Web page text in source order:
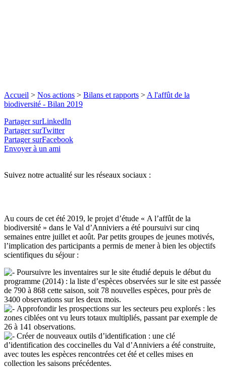
Accueil > Nos actions > Bilans et rapports > A l'affût de la
biodiversité - Bilan 2019
Partager surLinkedIn
Partager surTwitter
Partager surFacebook
Envoyer à un ami
Suivez notre actualité sur les réseaux sociaux :
Au cours de cet été 2019, le projet d’étude « A l’affût de la
biodiversité » dans le Val d’Anniviers a été poursuivi sur cinq
semaines entre juillet et août. Par petits groupes de jeunes motivés,
l’implication des participants a permis de mener à bien les objectifs
scientifiques du séjour :
Poursuivre les inventaires sur le site étudié depuis le début du
programme (2014) : la liste d’espèces observées sur le site est passée
de 790 à 868 cette saison, soit 78 nouvelles espèces, pour près de
3400 observations sur les deux mois.
Approfondir les prospections sur les secteurs peu explorés : les
zones ciblées ont vu leurs totaux multipliés, passant par exemple de
26 à 141 observations.
Créer de nouveaux outils d’identification : une clé
d’identification des coccinelles du Val d’Anniviers a été construite,
avec toutes les espèces rencontrées cet été et celles mises en
collection les saisons précédentes.